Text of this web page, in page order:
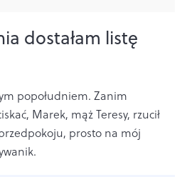
dostałam listę
popołudniem. Zanim
Marek, mąż Teresy, rzucił
prosto na mój